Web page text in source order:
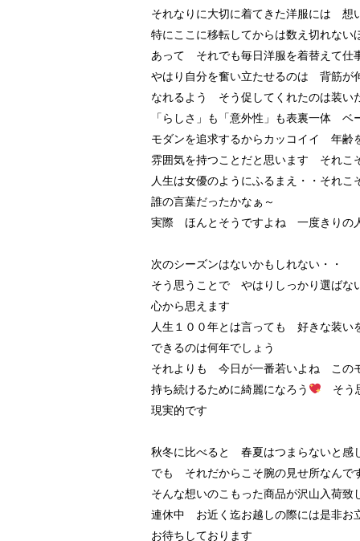
それなりに大切に着てきた洋服には 想
特にここに移転してからは数え切れな
あって それでも毎日洋服を着替えて仕
やはり自分を奮い立たせるのは 背筋
なれるよう そう促してくれたのは装
「らしさ」も「意外性」も表裏一体 ベ
モダンを追求するからカッコイイ 年齢
雰囲気を持つことだと思います それこ
人生は女優のようにふるまえ・・それこ
誰の言葉だったかなぁ～
実際 ほんとそうですよね 一度きりの
次のシーズンはないかもしれない・・
そう思うことで やはりしっかり選ばな
心から思えます
人生１００年とは言っても 好きな装い
できるのは何年でしょう
それよりも 今日が一番若いよね この
持ち続けるために綺麗になろう
そう
現実的です
秋冬に比べると 春夏はつまらないと感
でも それだからこそ腕の見せ所なんで
そんな想いのこもった商品が沢山入荷致
連休中 お近く迄お越しの際には是非お
お待ちしております